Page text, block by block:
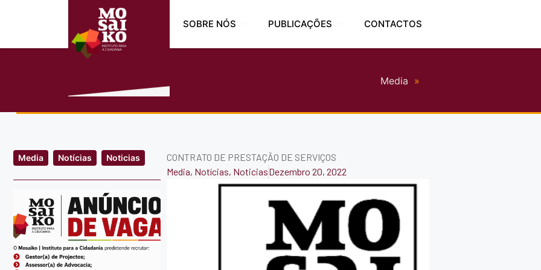
SOBRE NÓS PUBLICAÇÕES CONTACTOS
Media »
Media Notícias Noticias
CONTRATO DE PRESTAÇÃO DE SERVIÇOS
Media, Notícias, NoticiasDezembro 20, 2022